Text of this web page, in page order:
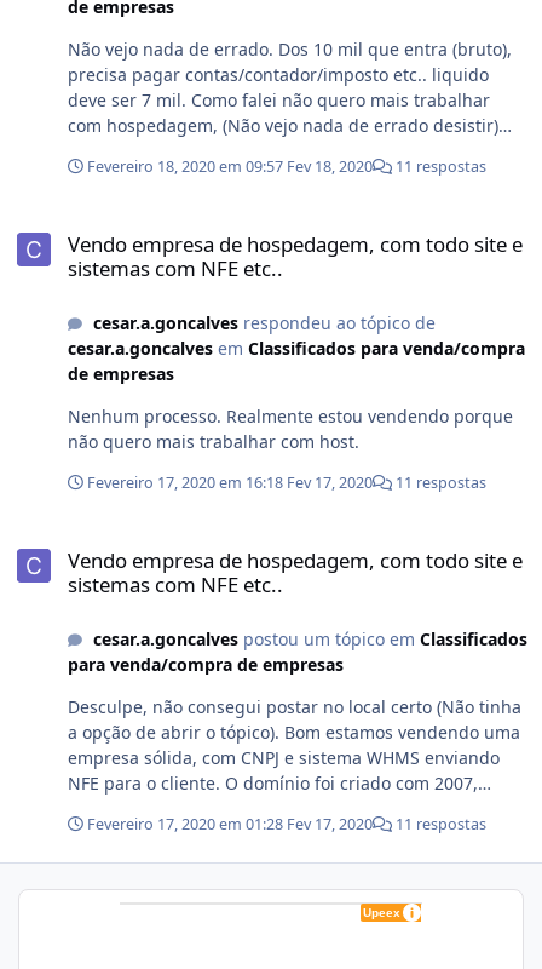
de empresas
Não vejo nada de errado. Dos 10 mil que entra (bruto),
precisa pagar contas/contador/imposto etc.. liquido
deve ser 7 mil. Como falei não quero mais trabalhar
com hospedagem, (Não vejo nada de errado desistir)
mudar algo na vida. Além disso não vou morar mais no
Fevereiro 18, 2020 em 09:57 Fev 18, 2020 11 respostas
Vendo empresa de hospedagem, com todo site e
sistemas com NFE etc..
cesar.a.goncalvesrespondeu ao tópico de
cesar.a.goncalves em Classificados para venda/compra
de empresas
Nenhum processo. Realmente estou vendendo porque
não quero mais trabalhar com host.
Fevereiro 17, 2020 em 16:18 Fev 17, 2020 11 respostas
Vendo empresa de hospedagem, com todo site e
sistemas com NFE etc..
cesar.a.goncalvespostou um tópico em Classificados
para venda/compra de empresas
Desculpe, não consegui postar no local certo (Não tinha
a opção de abrir o tópico). Bom estamos vendendo uma
empresa sólida, com CNPJ e sistema WHMS enviando
NFE para o cliente. O domínio foi criado com 2007,
proxy/firewall etc...(dentro das empresas) mas depois
começamos no mercado de hospedagem. Não temos
muitos clientes de hosting (Cerca de 50), porém os
clientes que tem é um valor mais alto de gerenciamento
Fevereiro 17, 2020 em 01:28 Fev 17, 2020 11 respostas